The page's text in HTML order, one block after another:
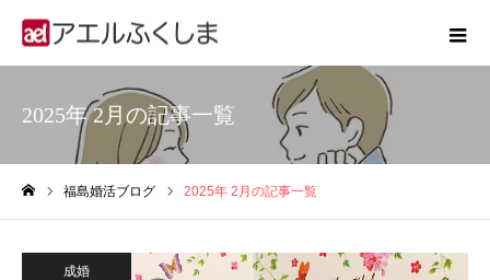
2025年 2月の記事一覧
福島婚活ブログ 2025年 2月の記事一覧
成婚